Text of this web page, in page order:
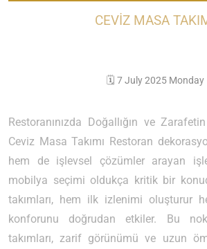
CEVIZ MASA
🗓️ 7 July 2025 Monday
Restoranınızda Doğallığın ve
Ceviz Masa Takımı Restoran
hem de işlevsel çözümler arayan
mobilya seçimi oldukça kritik bir
takımları, hem ilk izlenimi oluşturur
konforunu doğrudan etkiler. Bu
takımları, zarif görünümü ve uzun